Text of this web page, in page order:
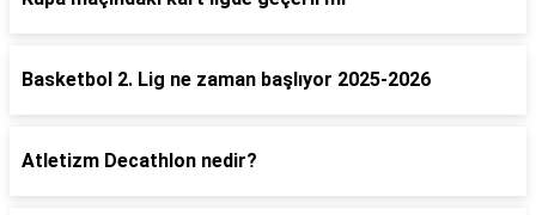
Basketbol 2. Lig ne zaman başlıyor 2025-2026
Atletizm Decathlon nedir?